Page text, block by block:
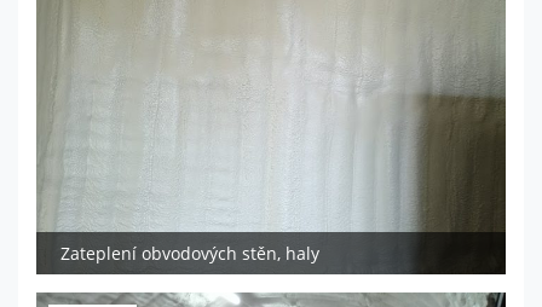
Zateplení obvodových stěn, haly